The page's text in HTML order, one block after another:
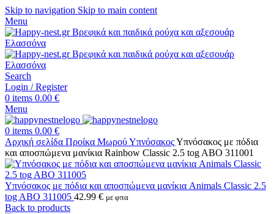
Skip to navigation Skip to main content
Menu
Search
Login / Register
0 items 0.00 €
Menu
0 items 0.00 €
Αρχική σελίδα Προίκα ΜωρούΥπνόσακοςΥπνόσακος με πόδια
και αποσπώμενα μανίκια Rainbow Classic 2.5 tog ABO 311001
Υπνόσακος με πόδια και αποσπώμενα μανίκια Animals Classic 2.5
tog ABO 311005 42.99 € με φπα
Back to products